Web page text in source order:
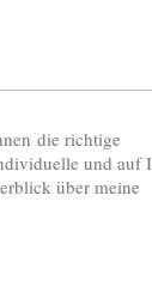
die richtige
und auf
über meine